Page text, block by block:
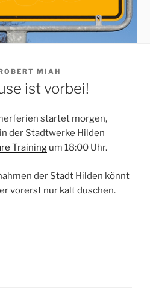
MIAH
ist vorbei!
startet morgen,
der Stadtwerke Hilden
Training um 18:00 Uhr.
der Stadt Hilden könnt
vorerst nur kalt duschen.